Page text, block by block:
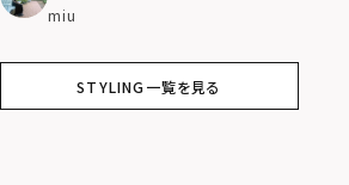
miu
STYLING一覧を見る